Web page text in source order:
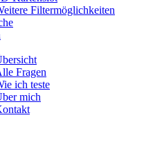
Filtermöglichkeiten
Fragen
ich teste
mich